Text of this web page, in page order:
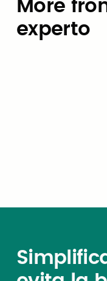
More
experto